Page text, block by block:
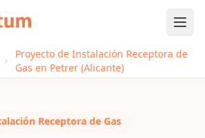
Proyecto de Instalación Receptora de
Gas en Petrer (Alicante)
Receptora de Gas